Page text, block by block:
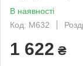
В наявності
Код: M632
1 622 ₴